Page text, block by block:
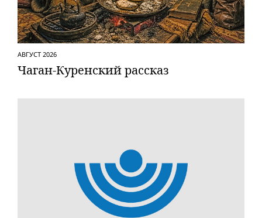
АВГУСТ 2026
Чаган-Куренский рассказ